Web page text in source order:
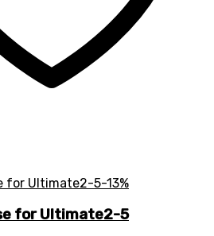
-13%
for Ultimate2-5